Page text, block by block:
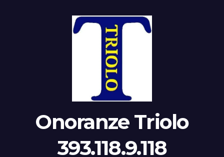
Onoranze Triolo
393.118.9.118